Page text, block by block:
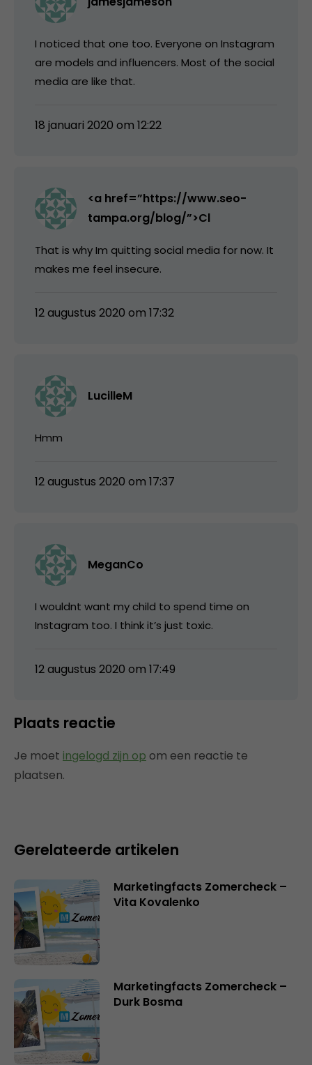
I noticed that one too. Everyone on Instagram
are models and influencers. Most of the social
media are like that.
18 januari 2020 om 12:22
<a href=”https://www.seo-
tampa.org/blog/”>Cl
That is why Im quitting social media for now. It
makes me feel insecure.
12 augustus 2020 om 17:32
LucilleM
Hmm
12 augustus 2020 om 17:37
MeganCo
I wouldnt want my child to spend time on
Instagram too. I think it’s just toxic.
12 augustus 2020 om 17:49
Plaats reactie
Je moet ingelogd zijn op om een reactie te
plaatsen.
Gerelateerde artikelen
Marketingfacts Zomercheck –
Vita Kovalenko
Marketingfacts Zomercheck –
Durk Bosma